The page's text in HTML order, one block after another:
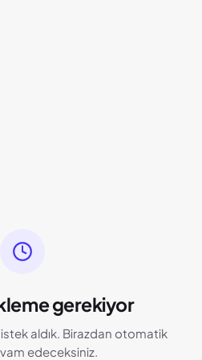
gerekiyor
aldık. Birazdan otomatik
edeceksiniz.